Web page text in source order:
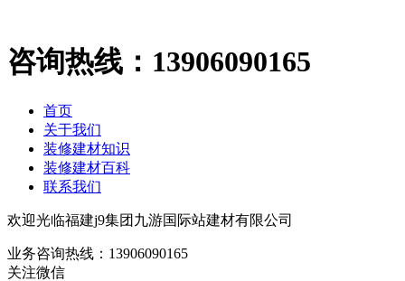
咨询热线： 13906090165
首页
关于我们
装修建材知识
装修建材百科
联系我们
欢迎光临福建j9集团九游国际站建材有限公司
业务咨询热线： 13906090165
关注微信